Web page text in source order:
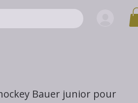
Bauer junior pour